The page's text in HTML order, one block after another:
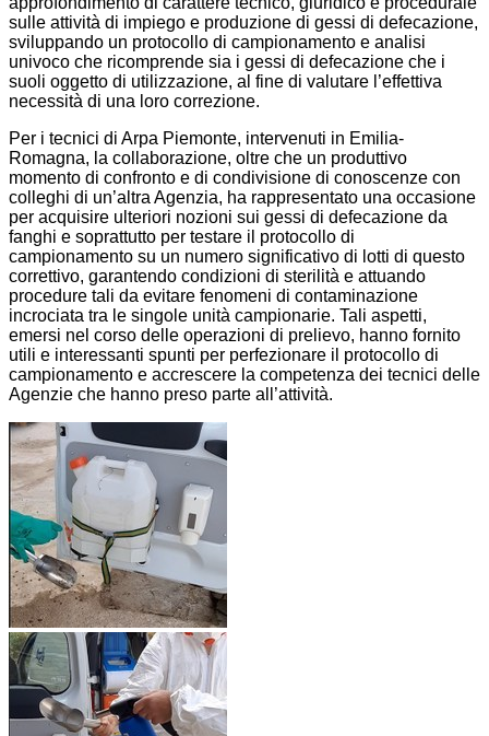
sulle attività di impiego e produzione di gessi di defecazione,
sviluppando un protocollo di campionamento e analisi
univoco che ricomprende sia i gessi di defecazione che i
suoli oggetto di utilizzazione, al fine di valutare l’effettiva
necessità di una loro correzione.
Per i tecnici di Arpa Piemonte, intervenuti in Emilia-
Romagna, la collaborazione, oltre che un produttivo
momento di confronto e di condivisione di conoscenze con
colleghi di un’altra Agenzia, ha rappresentato una occasione
per acquisire ulteriori nozioni sui gessi di defecazione da
fanghi e soprattutto per testare il protocollo di
campionamento su un numero significativo di lotti di questo
correttivo, garantendo condizioni di sterilità e attuando
procedure tali da evitare fenomeni di contaminazione
incrociata tra le singole unità campionarie. Tali aspetti,
emersi nel corso delle operazioni di prelievo, hanno fornito
utili e interessanti spunti per perfezionare il protocollo di
campionamento e accrescere la competenza dei tecnici delle
Agenzie che hanno preso parte all’attività.